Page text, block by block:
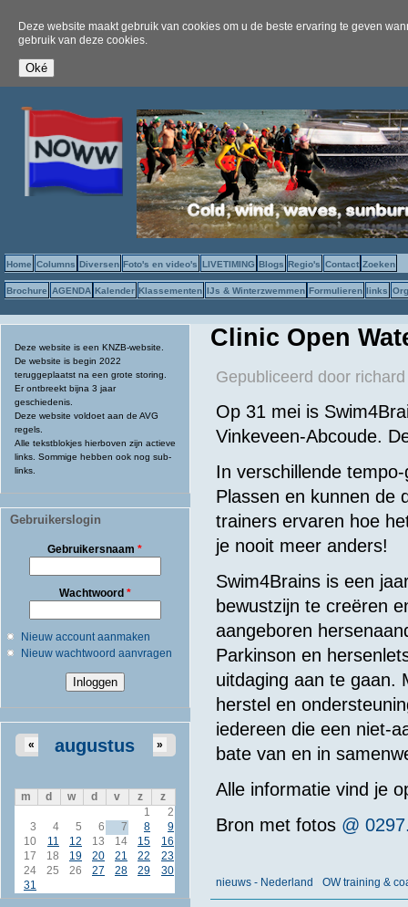
Deze website maakt gebruik van cookies om u de beste ervaring te geven
gebruik van deze cookies.
Home Columns Diversen Foto's en video's LIVETIMING Blogs Regio's Contact Zoeken
Brochure AGENDA Kalender Klassementen IJs & Winterzwemmen Formulieren links
Deze website is een KNZB-website.
De website is begin 2022
teruggeplaatst na een grote storing.
Er ontbreekt bijna 3 jaar
geschiedenis.
Deze website voldoet aan de AVG
regels.
Alle tekstblokjes hierboven zijn actieve
links. Sommige hebben ook nog sub-
links.
Gebruikerslogin
Gebruikersnaam*
Wachtwoord *
Nieuw account aanmaken
Nieuw wachtwoord aanvragen
augustus
« »
m d w d v z
z
1
2
3
4 5 6 7 8
9
10
11 12 13 14 15
16
17
18 19 20 21 22
23
24
25 26 27 28 29
30
31
Clinic Open
Gepubliceerd door
Op 31 mei is
Vinkeveen-Abcoude.
In verschillende
Plassen en kunnen de
trainers ervaren hoe
je nooit meer anders!
Swim4Brains is een
bewustzijn te creëren
aangeboren
Parkinson en
uitdaging aan te gaan.
herstel en
iedereen die een niet-
bate van en in
Alle informatie vind je
Bron met fotos @
nieuws - Nederland OW training &